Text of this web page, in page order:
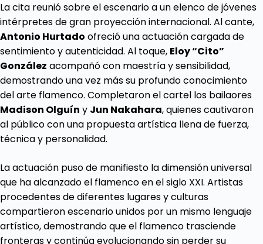
La cita reunió sobre el escenario a un elenco de jóvenes
intérpretes de gran proyección internacional. Al cante,
Antonio Hurtado ofreció una actuación cargada de
sentimiento y autenticidad. Al toque, Eloy “Cito”
González acompañó con maestría y sensibilidad,
demostrando una vez más su profundo conocimiento
del arte flamenco. Completaron el cartel los bailaores
Madison Olguín y Jun Nakahara, quienes cautivaron
al público con una propuesta artística llena de fuerza,
técnica y personalidad.
La actuación puso de manifiesto la dimensión universal
que ha alcanzado el flamenco en el siglo XXI. Artistas
procedentes de diferentes lugares y culturas
compartieron escenario unidos por un mismo lenguaje
artístico, demostrando que el flamenco trasciende
fronteras y continúa evolucionando sin perder su